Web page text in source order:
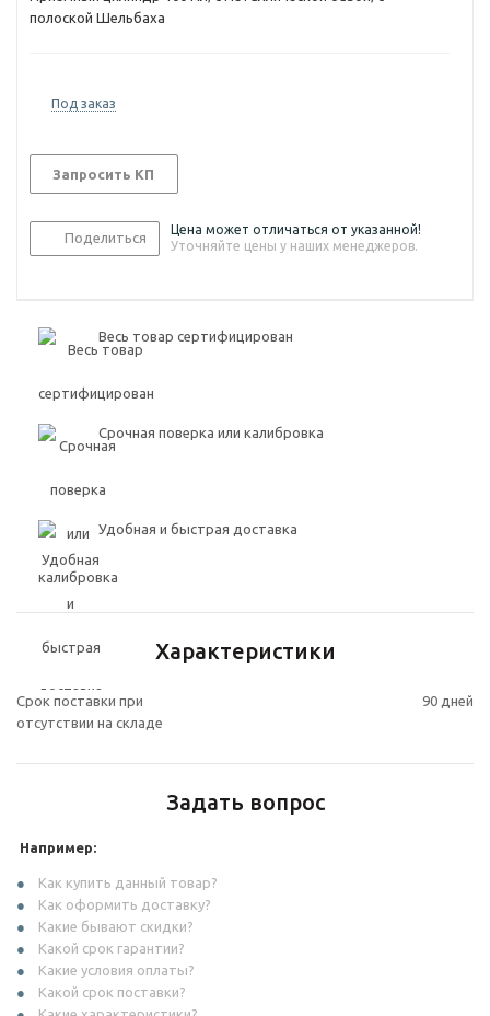
полоской Шельбаха
Под заказ
Запросить КП
Поделиться
Цена может отличаться от указанной!
Уточняйте цены у наших менеджеров.
Весь товар сертифицирован
Срочная поверка или калибровка
Удобная и быстрая доставка
Характеристики
Срок поставки при
отсутствии на складе
90 дней
Задать вопрос
Например:
Как купить данный товар?
Как оформить доставку?
Какие бывают скидки?
Какой срок гарантии?
Какие условия оплаты?
Какой срок поставки?